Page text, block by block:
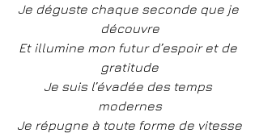
Je déguste chaque seconde que je
découvre
Et illumine mon futur d’espoir et de
gratitude
Je suis l’évadée des temps
modernes
Je répugne à toute forme de vitesse